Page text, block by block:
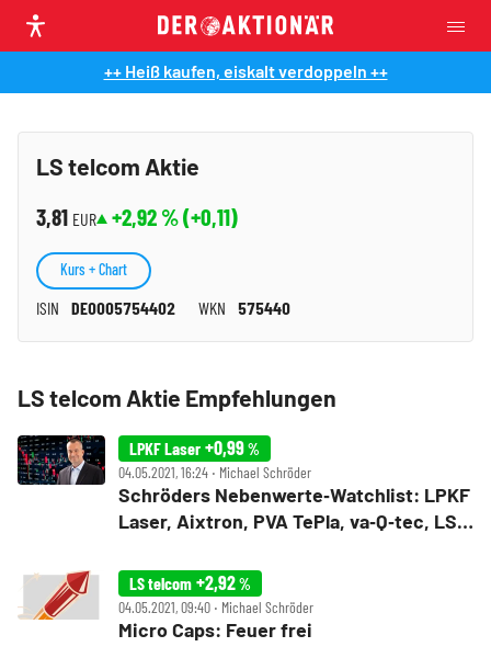
++ Heiß kaufen, eiskalt verdoppeln ++
LS telcom Aktie
3,81 EUR +2,92 % (+0,11)
ISIN DE0005754402 WKN 575440
Kurs + Chart
LS telcom Aktie Empfehlungen
LPKF Laser +0,99%
04.05.2021, 16:24 ‧ Michael Schröder
Schröders Nebenwerte‑Watchlist: LPKF
Laser, Aixtron, PVA TePla, va‑Q‑tec, LS
LS telcom +2,92%
04.05.2021, 09:40 ‧ Michael Schröder
Micro Caps: Feuer frei